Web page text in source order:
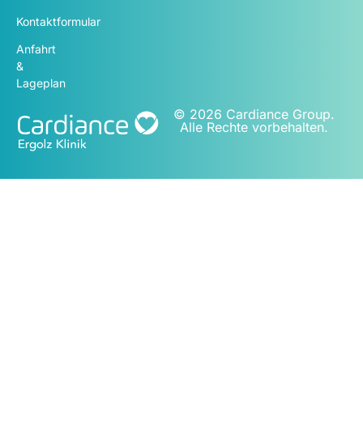
Kontaktformular
Anfahrt
&
Lageplan
© 2026 Cardiance Group.
Alle Rechte vorbehalten.